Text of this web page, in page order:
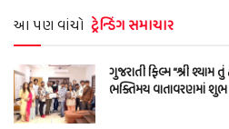
આ પણ વાંચો ટ્રેન્ડિંગ સમાચાર
ગુજરાતી ફિલ્મ “શ્રી શ્યામ
ભક્તિમય વાતાવરણમાં